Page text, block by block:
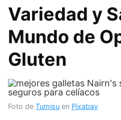
Variedad y
Mundo de
Gluten
Foto de Tumisu en Pixabay